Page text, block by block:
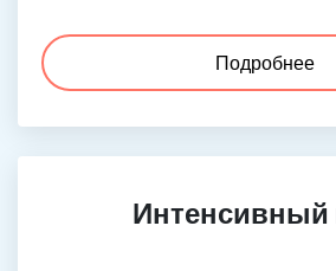
Подробнее
Интенсивный